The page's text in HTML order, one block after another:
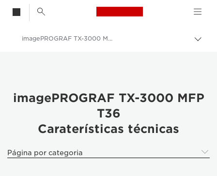
Canon Logo, back
Produtos empresariais
High-Quality Large Format Printers for CAD/GIS and Stunning Graphics
imagePROGRAF TX-3000 MFP T36: impressão de elevado desempenho
imagePROGRAF TX-3000 MFP T36
imagePROGRAF TX-3000 MFP
T36
Caraterísticas técnicas
Página por categoria